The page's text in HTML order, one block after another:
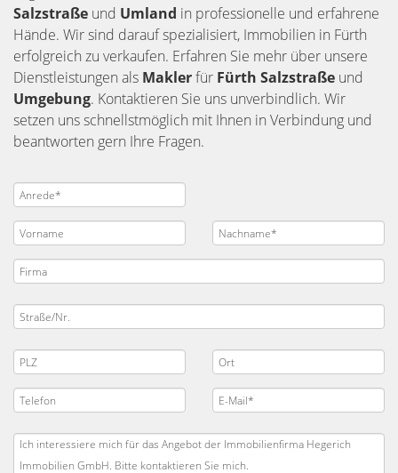
Salzstraße und Umland in professionelle und erfahrene
Hände. Wir sind darauf spezialisiert, Immobilien in Fürth
erfolgreich zu verkaufen. Erfahren Sie mehr über unsere
Dienstleistungen als Maklerfür Fürth Salzstraße und
Umgebung. Kontaktieren Sie uns unverbindlich. Wir
setzen uns schnellstmöglich mit Ihnen in Verbindung und
beantworten gern Ihre Fragen.